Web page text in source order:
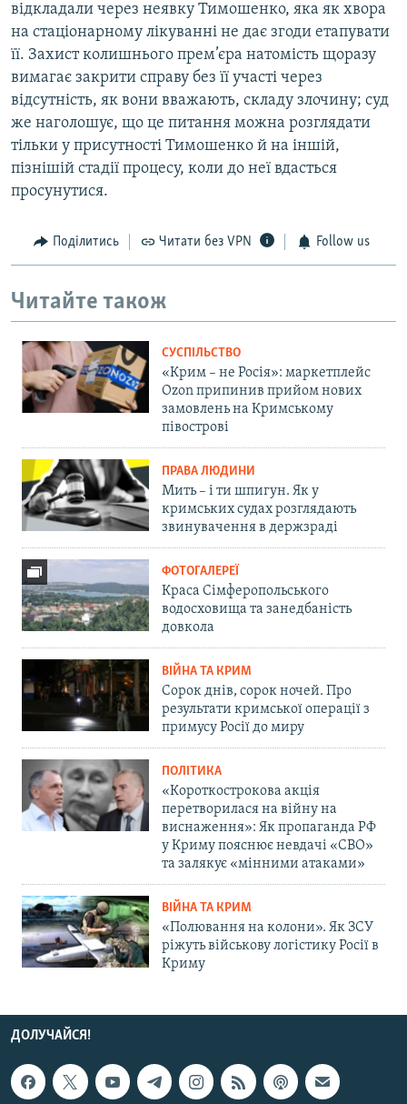
відкладали через неявку Тимошенко, яка як хвора
на стаціонарному лікуванні не дає згоди етапувати
її. Захист колишнього прем’єра натомість щоразу
вимагає закрити справу без її участі через
відсутність, як вони вважають, складу злочину; суд
же наголошує, що це питання можна розглядати
тільки у присутності Тимошенко й на іншій,
пізнішій стадії процесу, коли до неї вдасться
просунутися.
Поділитись Читати без VPN Follow us
Читайте також
СУСПІЛЬСТВО
«Крим – не Росія»: маркетплейс
Ozon припинив прийом нових
замовлень на Кримському
півострові
ПРАВА ЛЮДИНИ
Мить – і ти шпигун. Як у
кримських судах розглядають
звинувачення в держзраді
ФОТОГАЛЕРЕЇ
Краса Сімферопольського
водосховища та занедбаність
довкола
ВІЙНА ТА КРИМ
Сорок днів, сорок ночей. Про
результати кримської операції з
примусу Росії до миру
ПОЛІТИКА
«Короткострокова акція
перетворилася на війну на
виснаження»: Як пропаганда РФ
у Криму пояснює невдачі «СВО»
та залякує «мінними атаками»
ВІЙНА ТА КРИМ
«Полювання на колони». Як ЗСУ
ріжуть військову логістику Росії в
Криму
ДОЛУЧАЙСЯ!